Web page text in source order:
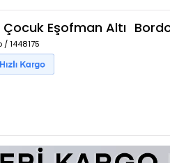
Çocuk Eşofman Altı
/ 1448175